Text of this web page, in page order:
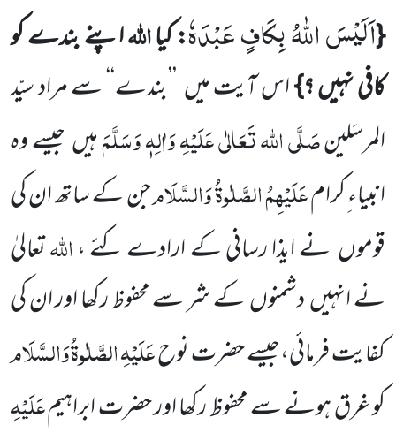
{اَلَیْسَ اللّٰهُ بِكَافٍ عَبْدَهٗ: کیااللہاپنے بندے کو
کافی نہیں ؟}اس آیت میں ’’بندے‘‘ سے مراد سیّد
المرسَلینصَلَّی اللہتَعَالٰی عَلَیْہِ وَاٰلِہٖ وَسَلَّمَہیںجیسے وہ
انبیاء ِکرامعَلَیْہِمُ الصَّلٰوۃُ وَالسَّلَامجن کے ساتھان کی
قوموں نے ایذا رسانی کے ارادے کئے ،اللہتعالیٰ
نے انہیںدشمنوںکے شر سے محفوظ رکھا اور ان کی
کفایت فرمائی،جیسے حضرت نوحعَلَیْہِالصَّلٰوۃُوَالسَّلَام
کو غرق ہونے سے محفوظ رکھا اور حضرت ابراہیمعَلَیْہِ